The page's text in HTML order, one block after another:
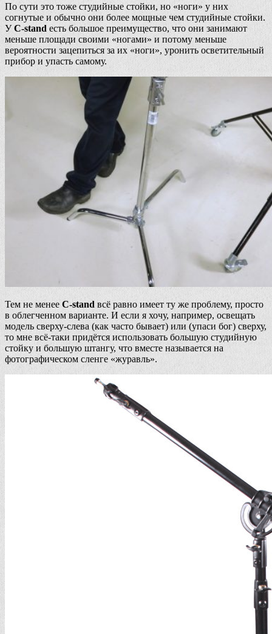
По сути это тоже студийные стойки, но «ноги» у них
согнутые и обычно они более мощные чем студийные стойки.
УC-stand есть большое преимущество, что они занимают
меньше площади своими «ногами» и потому меньше
вероятности зацепиться за их «ноги», уронить осветительный
прибор и упасть самому.
Тем не менее C-stand всё равно имеет ту же проблему, просто
в облегченном варианте. И если я хочу, например, освещать
модель сверху-слева (как часто бывает) или (упаси бог) сверху,
то мне всё-таки придётся использовать большую студийную
стойку и большую штангу, что вместе называется на
фотографическом сленге «журавль».